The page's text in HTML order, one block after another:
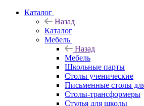
Каталог
Назад
Каталог
Мебель
Назад
Мебель
Школьные парты
Столы ученические
Письменные столы
Столы-трансформеры
Стулья для школы